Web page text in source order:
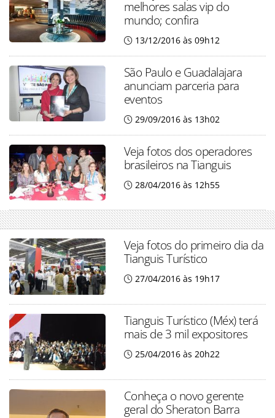
melhores salas vip do
mundo; confira
13/12/2016 às 09h12
São Paulo e Guadalajara
anunciam parceria para
eventos
29/09/2016 às 13h02
Veja fotos dos operadores
brasileiros na Tianguis
28/04/2016 às 12h55
Veja fotos do primeiro dia da
Tianguis Turístico
27/04/2016 às 19h17
Tianguis Turístico (Méx) terá
mais de 3 mil expositores
25/04/2016 às 20h22
Conheça o novo gerente
geral do Sheraton Barra